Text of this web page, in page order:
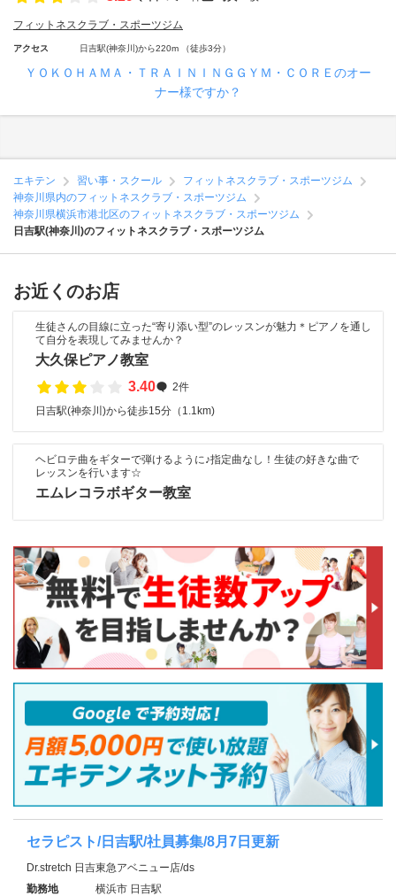
フィットネスクラブ・スポーツジム
アクセス 日吉駅(神奈川)から220m （徒歩3分）
ＹＯＫＯＨＡＭＡ・ＴＲＡＩＮＩＮＧＧＹＭ・ＣＯＲＥのオー
ナー様ですか？
エキテン 習い事・スクール
フィットネスクラブ・スポーツジム
神奈川県内のフィットネスクラブ・スポーツジム
神奈川県横浜市港北区のフィットネスクラブ・スポーツジム
日吉駅(神奈川)のフィットネスクラブ・スポーツジム
お近くのお店
生徒さんの目線に立った“寄り添い型”のレッスンが魅力＊ピアノを通し
て自分を表現してみませんか？
大久保ピアノ教室
3.40
2件
日吉駅(神奈川)から徒歩15分（1.1km)
ヘビロテ曲をギターで弾けるように♪指定曲なし！生徒の好きな曲で
レッスンを行います☆
エムレコラボギター教室
セラピスト/日吉駅/社員募集/8月7日更新
Dr.stretch 日吉東急アベニュー店/ds
勤務地
横浜市 日吉駅